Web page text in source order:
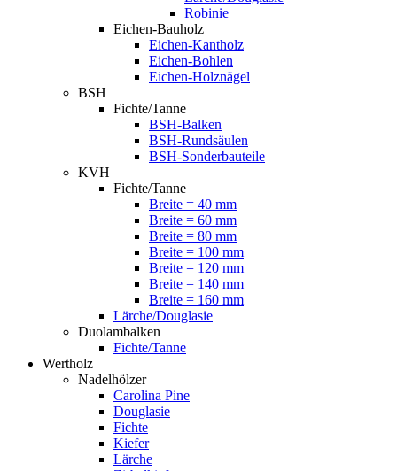
Robinie
Eichen-Bauholz
Eichen-Kantholz
Eichen-Bohlen
Eichen-Holznägel
BSH
Fichte/Tanne
BSH-Balken
BSH-Rundsäulen
BSH-Sonderbauteile
KVH
Fichte/Tanne
Breite = 40 mm
Breite = 60 mm
Breite = 80 mm
Breite = 100 mm
Breite = 120 mm
Breite = 140 mm
Breite = 160 mm
Lärche/Douglasie
Duolambalken
Fichte/Tanne
Wertholz
Nadelhölzer
Carolina Pine
Douglasie
Fichte
Kiefer
Lärche